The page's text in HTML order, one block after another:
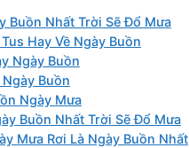
Buồn Nhất Trời Sẽ Đổ Mưa
Hay Về Ngày Buồn
Ngày Buồn
Ngày Buồn
Ngày Mưa
Buồn Nhất Trời Sẽ Đổ Mưa
Mưa Rơi Là Ngày Buồn Nhất